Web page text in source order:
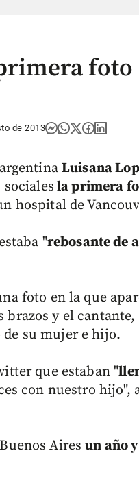
foto
de 2013
Luisana
la primera
hospital de
"rebosante de
foto en la que
brazos y el cantante,
su mujer e hijo.
que estaban "
con nuestro hijo",
Airesun año